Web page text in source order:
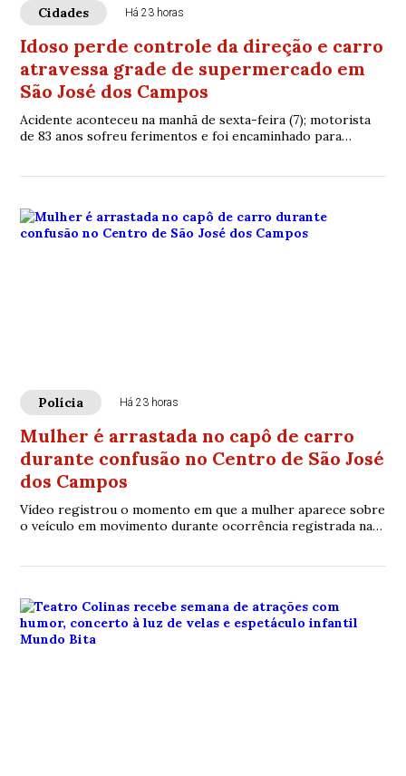
Cidades Há 23 horas
Idoso perde controle da direção e carro
atravessa grade de supermercado em
São José dos Campos
Acidente aconteceu na manhã de sexta-feira (7); motorista
de 83 anos sofreu ferimentos e foi encaminhado para
Polícia Há 23 horas
Mulher é arrastada no capô de carro
durante confusão no Centro de São José
dos Campos
Vídeo registrou o momento em que a mulher aparece sobre
o veículo em movimento durante ocorrência registrada na